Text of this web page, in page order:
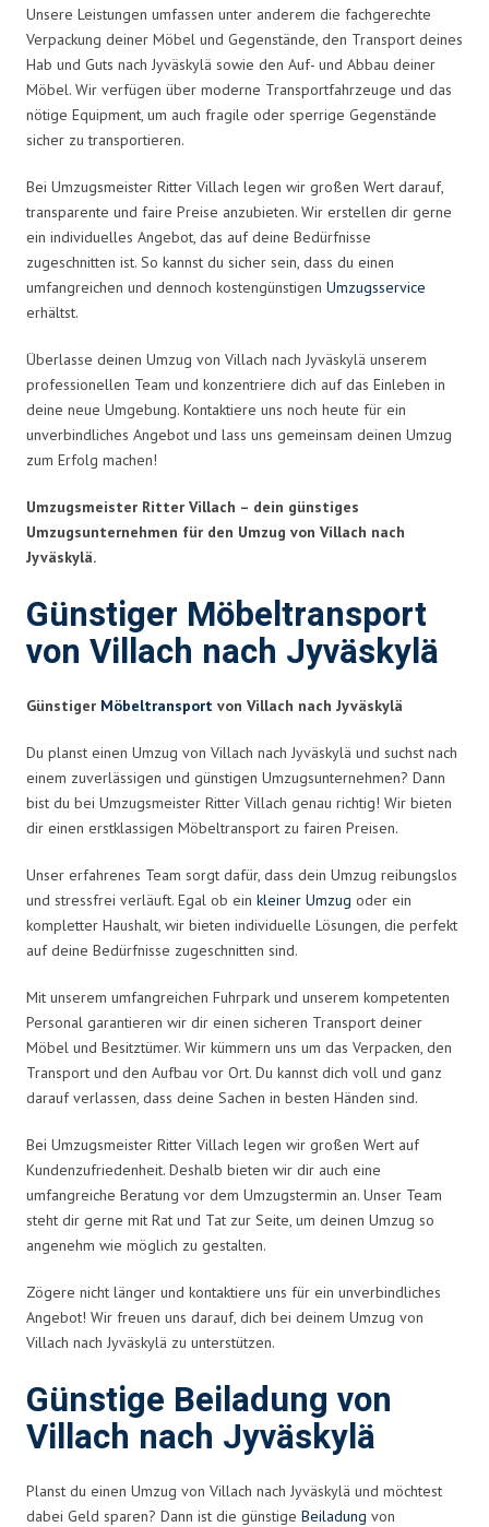
Unsere Leistungen umfassen unter anderem die fachgerechte
Verpackung deiner Möbel und Gegenstände, den Transport deines
Hab und Guts nach Jyväskylä sowie den Auf- und Abbau deiner
Möbel. Wir verfügen über moderne Transportfahrzeuge und das
nötige Equipment, um auch fragile oder sperrige Gegenstände
sicher zu transportieren.
Bei Umzugsmeister Ritter Villach legen wir großen Wert darauf,
transparente und faire Preise anzubieten. Wir erstellen dir gerne
ein individuelles Angebot, das auf deine Bedürfnisse
zugeschnitten ist. So kannst du sicher sein, dass du einen
umfangreichen und dennoch kostengünstigen Umzugsservice
erhältst.
Überlasse deinen Umzug von Villach nach Jyväskylä unserem
professionellen Team und konzentriere dich auf das Einleben in
deine neue Umgebung. Kontaktiere uns noch heute für ein
unverbindliches Angebot und lass uns gemeinsam deinen Umzug
zum Erfolg machen!
Umzugsmeister Ritter Villach – dein günstiges
Umzugsunternehmen für den Umzug von Villach nach
Jyväskylä.
Günstiger Möbeltransport
von Villach nach Jyväskylä
Günstiger Möbeltransport von Villach nach Jyväskylä
Du planst einen Umzug von Villach nach Jyväskylä und suchst nach
einem zuverlässigen und günstigen Umzugsunternehmen? Dann
bist du bei Umzugsmeister Ritter Villach genau richtig! Wir bieten
dir einen erstklassigen Möbeltransport zu fairen Preisen.
Unser erfahrenes Team sorgt dafür, dass dein Umzug reibungslos
und stressfrei verläuft. Egal ob ein kleiner Umzug oder ein
kompletter Haushalt, wir bieten individuelle Lösungen, die perfekt
auf deine Bedürfnisse zugeschnitten sind.
Mit unserem umfangreichen Fuhrpark und unserem kompetenten
Personal garantieren wir dir einen sicheren Transport deiner
Möbel und Besitztümer. Wir kümmern uns um das Verpacken, den
Transport und den Aufbau vor Ort. Du kannst dich voll und ganz
darauf verlassen, dass deine Sachen in besten Händen sind.
Bei Umzugsmeister Ritter Villach legen wir großen Wert auf
Kundenzufriedenheit. Deshalb bieten wir dir auch eine
umfangreiche Beratung vor dem Umzugstermin an. Unser Team
steht dir gerne mit Rat und Tat zur Seite, um deinen Umzug so
angenehm wie möglich zu gestalten.
Zögere nicht länger und kontaktiere uns für ein unverbindliches
Angebot! Wir freuen uns darauf, dich bei deinem Umzug von
Villach nach Jyväskylä zu unterstützen.
Günstige Beiladung von
Villach nach Jyväskylä
Planst du einen Umzug von Villach nach Jyväskylä und möchtest
dabei Geld sparen? Dann ist die günstige Beiladung von